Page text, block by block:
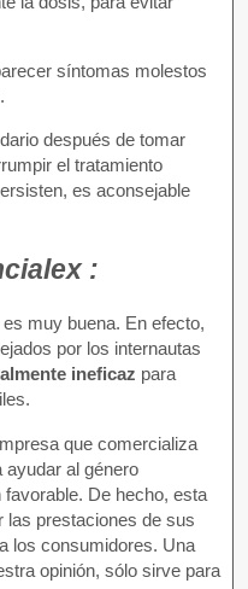
síntomas molestos
después de tomar
el tratamiento
es aconsejable
:
muy buena. En efecto,
por los internautas
ineficaz para
que comercializa
ayudar al género
De hecho, esta
las prestaciones de sus
los consumidores. Una
opinión, sólo sirve para